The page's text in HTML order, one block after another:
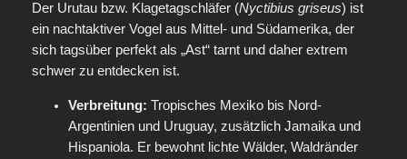
Der Urutau bzw. Klagetagschläfer (Nyctibius griseus) ist
ein nachtaktiver Vogel aus Mittel- und Südamerika, der
sich tagsüber perfekt als „Ast“ tarnt und daher extrem
schwer zu entdecken ist.
Verbreitung: Tropisches Mexiko bis Nord-
Argentinien und Uruguay, zusätzlich Jamaika und
Hispaniola. Er bewohnt lichte Wälder, Waldränder